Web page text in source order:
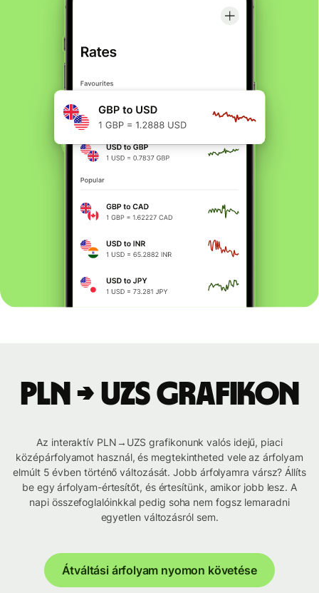
PLN → UZS grafikon
Az interaktív PLN→UZS grafikonunk valós idejű, piaci
középárfolyamot használ, és megtekintheted vele az árfolyam
elmúlt 5 évben történő változását. Jobb árfolyamra vársz? Állíts
be egy árfolyam-értesítőt, és értesítünk, amikor jobb lesz. A
napi összefoglalóinkkal pedig soha nem fogsz lemaradni
egyetlen változásról sem.
Átváltási árfolyam nyomon követése